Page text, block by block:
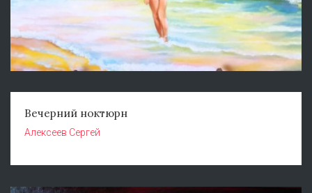
Вечерний ноктюрн
Алексеев Сергей